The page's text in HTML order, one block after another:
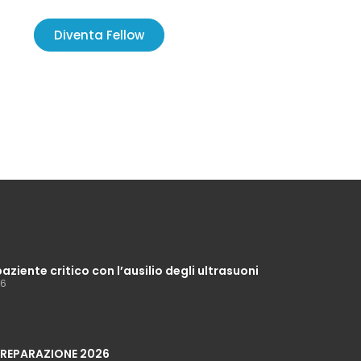
Diventa Fellow
critico con l’ausilio degli ultrasuoni
2026